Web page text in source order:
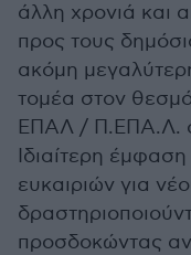
άλλη χρονιά και
προς τους
ακόμη
τομέα στον
ΕΠΑΛ / Π.ΕΠΑ.Λ.
Ιδιαίτερη
ευκαιριών για
προσδοκώντας